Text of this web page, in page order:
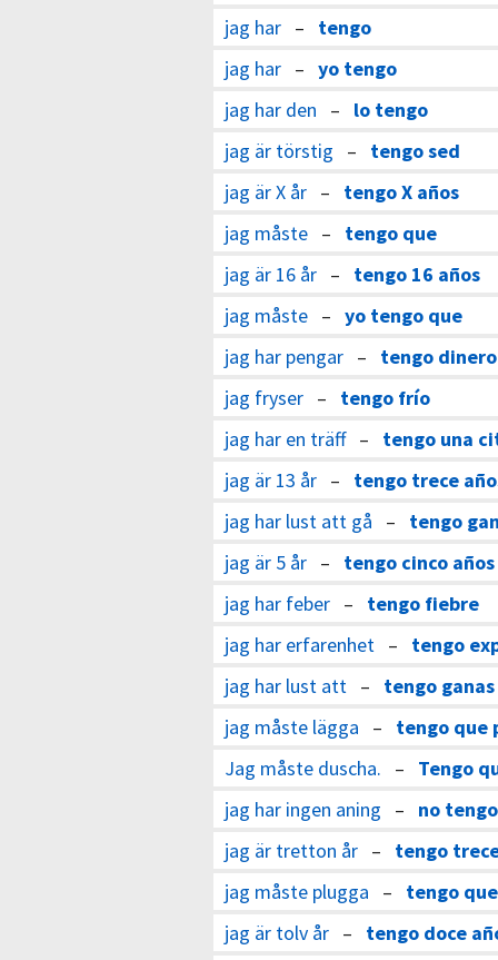
jag har – tengo
jag har – yo tengo
jag har den – lo tengo
jag är törstig – tengo sed
jag är X år – tengo X años
jag måste – tengo que
jag är 16 år – tengo 16 años
jag måste – yo tengo que
jag har pengar – tengo dinero
jag fryser – tengo frío
jag har en träff– tengo una
jag är 13 år – tengo trece
jag har lust att gå – tengo
jag är 5 år – tengo cinco años
jag har feber – tengo fiebre
jag har erfarenhet – tengo
jag har lust att – tengo
jag måste lägga – tengo que
Jag måste duscha. – Tengo
jag har ingen aning – no
jag är tretton år – tengo
jag måste plugga – tengo
jag är tolv år – tengo doce